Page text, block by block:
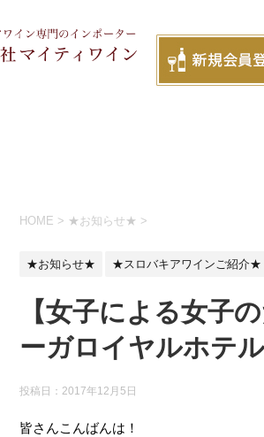
HOME > ★お知らせ★ >
★お知らせ★ ★スロバキアワインご紹介★
【女子による女子
ーガロイヤルホテル
投稿日： 2017年12月5日
皆さんこんばんは！